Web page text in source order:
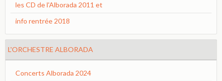
les CD de l'Alborada 2011 et
info rentrée 2018
L'ORCHESTRE ALBORADA
Concerts Alborada 2024